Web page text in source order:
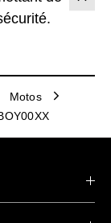
Motos